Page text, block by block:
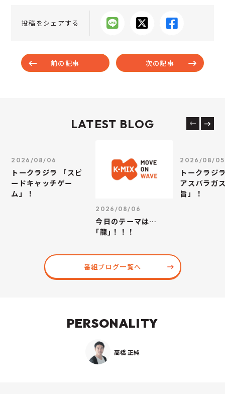
投稿をシェアする
前の記事 次の記事
LATEST BLOG
2026/08/06
トークラジラ 「スピ
ードキャッチゲー
ム」！
2026/08/06
今日のテーマは…
｢龍｣！！！
2026/08/05
トークラジ
アスパラガ
旨」！
番組ブログ一覧へ
PERSONALITY
高橋 正純